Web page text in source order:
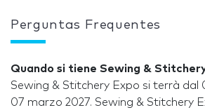
Perguntas Frequentes
Quando si tiene Sewing &
Sewing & Stitchery Expo si terrà dal
07 marzo 2027. Sewing & Stitchery